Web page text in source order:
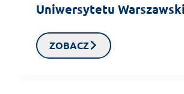
Uniwersytetu
ZOBACZ